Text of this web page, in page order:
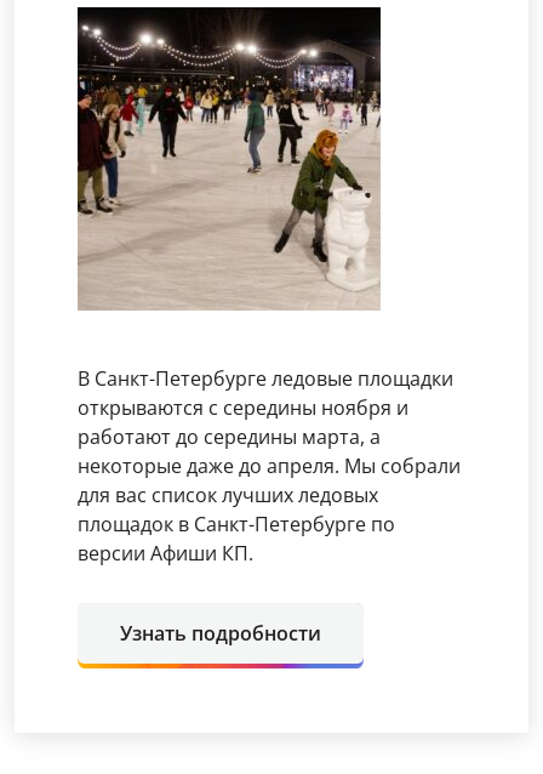
В Санкт-Петербурге ледовые площадки
открываются с середины ноября и
работают до середины марта, а
некоторые даже до апреля. Мы собрали
для вас список лучших ледовых
площадок в Санкт-Петербурге по
версии Афиши КП.
Узнать подробности